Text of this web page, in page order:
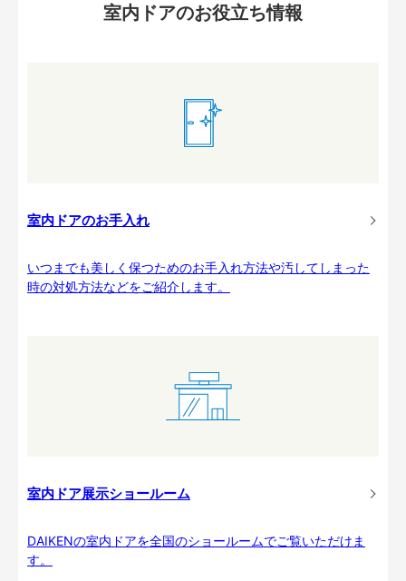
室内ドアのお役立ち情報
室内ドアのお手入れ
いつまでも美しく保つためのお手入れ方法や汚してしまった
時の対処方法などをご紹介します。
室内ドア展示ショールーム
DAIKENの室内ドアを全国のショールームでご覧いただけま
す。